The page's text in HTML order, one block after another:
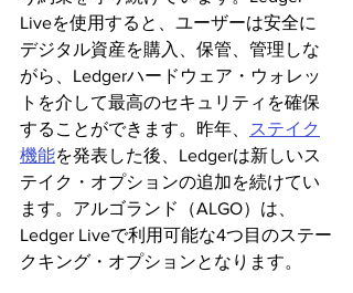
Liveを使用すると、ユーザーは安全に
デジタル資産を購入、保管、管理しな
がら、Ledgerハードウェア・ウォレッ
トを介して最高のセキュリティを確保
することができます。昨年、
ステイク
機能を発表した後、Ledgerは新しいス
テイク・オプションの追加を続けてい
ます。アルゴランド（ALGO）は、
Ledger Liveで利用可能な4つ目のステー
クキング・オプションとなります。